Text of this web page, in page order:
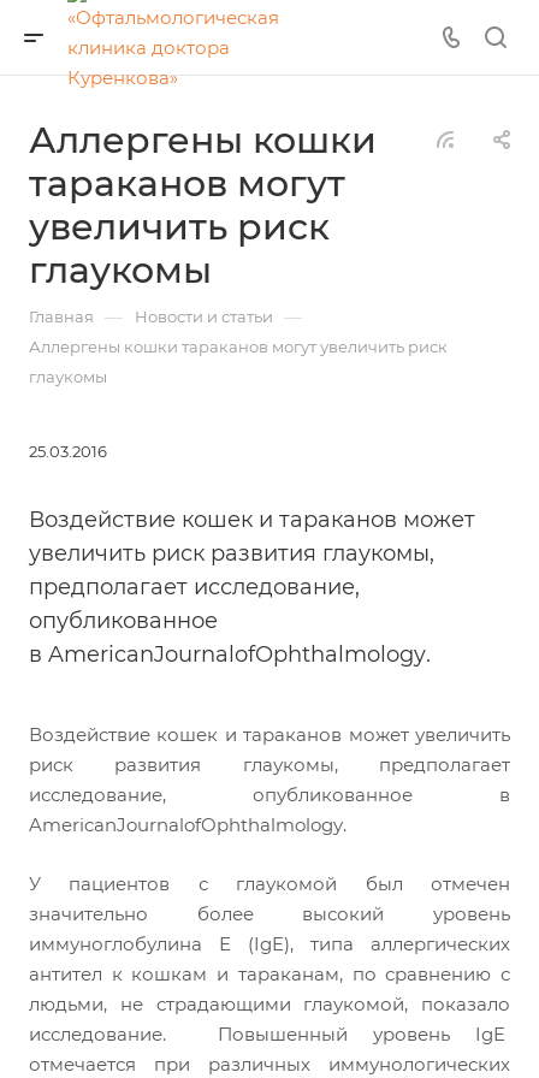
Аллергены кошки
тараканов могут
увеличить риск
глаукомы
Главная — Новости и статьи —
Аллергены кошки тараканов могут увеличить риск
глаукомы
25.03.2016
Воздействие кошек и тараканов может
увеличить риск развития глаукомы,
предполагает исследование,
опубликованное
в AmericanJournalofOphthalmology.
Воздействие кошек и тараканов может увеличить
риск развития глаукомы, предполагает
исследование, опубликованное в
AmericanJournalofOphthalmology.
У пациентов с глаукомой был отмечен
значительно более высокий уровень
иммуноглобулина Е (IgE), типа аллергических
антител к кошкам и тараканам, по сравнению с
людьми, не страдающими глаукомой, показало
исследование. Повышенный уровень IgE
отмечается при различных иммунологических